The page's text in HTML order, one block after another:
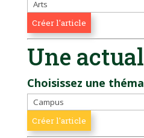
Une
Choisissez une